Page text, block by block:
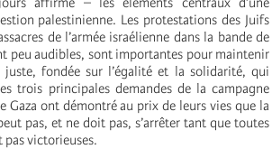
palestinienne. Les protestations des Juifs
de l’armée israélienne dans la bande de
peu audibles, sont importantes pour maintenir
juste, fondée sur l’égalité et la solidarité, qui
trois principales demandes de la campagne
Gaza ont démontré au prix de leurs vies que la
pas, et ne doit pas, s’arrêter tant que toutes
pas victorieuses.